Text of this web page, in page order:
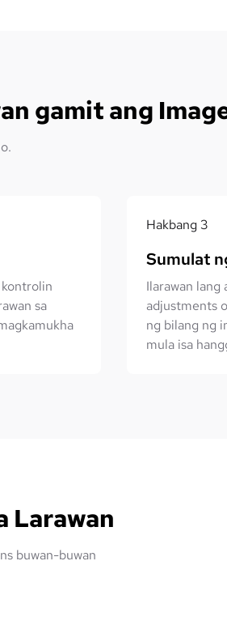
gamit ang
sa
Hakbang3
Sumulat
Ilarawan lang
adjustments
ng bilang ng
mula isa
Larawan
buwan-buwan